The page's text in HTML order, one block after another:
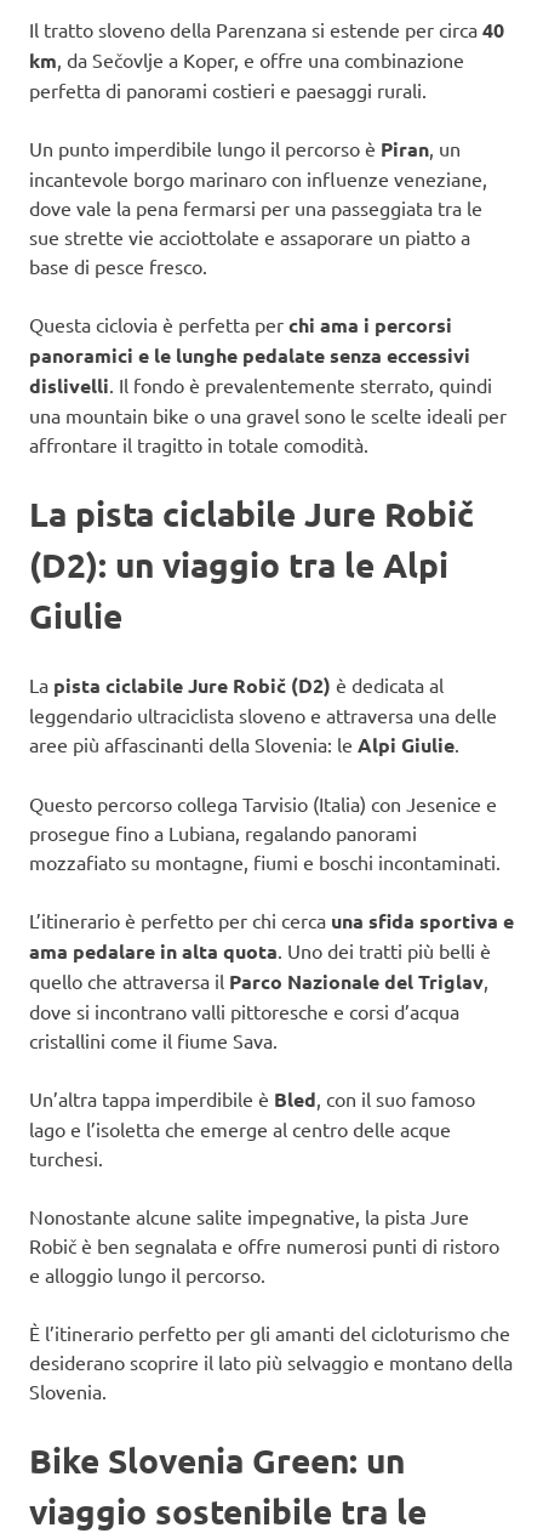
Il tratto sloveno della Parenzana si estende per circa 40
km, da Sečovlje a Koper, e offre una combinazione
perfetta di panorami costieri e paesaggi rurali.
Un punto imperdibile lungo il percorso è Piran, un
incantevole borgo marinaro con influenze veneziane,
dove vale la pena fermarsi per una passeggiata tra le
sue strette vie acciottolate e assaporare un piatto a
base di pesce fresco.
Questa ciclovia è perfetta per chi ama i percorsi
panoramici e le lunghe pedalate senza eccessivi
dislivelli. Il fondo è prevalentemente sterrato, quindi
una mountain bike o una gravel sono le scelte ideali per
affrontare il tragitto in totale comodità.
La pista ciclabile Jure Robič
(D2): un viaggio tra le Alpi
Giulie
La pista ciclabile Jure Robič (D2) è dedicata al
leggendario ultraciclista sloveno e attraversa una delle
aree più affascinanti della Slovenia: le Alpi Giulie.
Questo percorso collega Tarvisio (Italia) con Jesenice e
prosegue fino a Lubiana, regalando panorami
mozzafiato su montagne, fiumi e boschi incontaminati.
L’itinerario è perfetto per chi cerca una sfida sportiva e
ama pedalare in alta quota. Uno dei tratti più belli è
quello che attraversa il Parco Nazionale del Triglav,
dove si incontrano valli pittoresche e corsi d’acqua
cristallini come il fiume Sava.
Un’altra tappa imperdibile è Bled, con il suo famoso
lago e l’isoletta che emerge al centro delle acque
turchesi.
Nonostante alcune salite impegnative, la pista Jure
Robič è ben segnalata e offre numerosi punti di ristoro
e alloggio lungo il percorso.
È l’itinerario perfetto per gli amanti del cicloturismo che
desiderano scoprire il lato più selvaggio e montano della
Slovenia.
Bike Slovenia Green: un
viaggio sostenibile tra le